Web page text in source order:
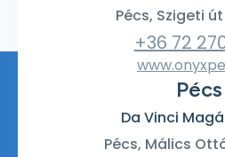
Pécs, Szigeti út
+36 72
Pécs
Da Vinci
Pécs, Málics